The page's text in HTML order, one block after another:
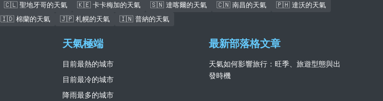
🇨🇱 聖地牙哥的天氣 🇰🇪 卡卡梅加的天氣 🇸🇳 達喀爾的天氣 🇨🇳 南昌的天氣
🇵🇭 達沃的天氣
🇮🇩 棉蘭的天氣 🇯🇵 札幌的天氣 🇮🇳 普納的天氣
天氣極端
目前最熱的城市
目前最冷的城市
降雨最多的城市
最新部落格文章
天氣如何影響旅行：旺季、旅遊型態與出
發時機